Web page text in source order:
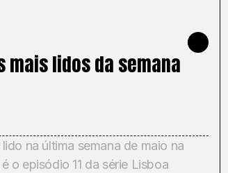
31 DE
mais lidos da semana
na última semana de maio na
o episódio 11 da série Lisboa